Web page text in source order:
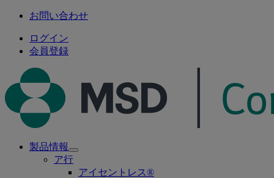
お問い合わせ
ログイン
会員登録
製品情報
Open
submenu
ア行
アイセントレス®